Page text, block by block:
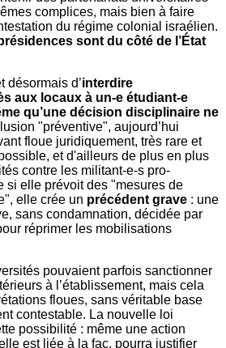
complices, mais bien à faire
du régime colonial israélien.
sont du côté de l’État
désormais d’interdire
aux locaux à un-e étudiant-e
qu’une décision disciplinaire ne
"préventive", aujourd’hui
floue juridiquement, très rare et
et d'ailleurs de plus en plus
contre les militant-e-s pro-
si elle prévoit des "mesures de
elle crée un précédent grave : une
sans condamnation, décidée par
réprimer les mobilisations
pouvaient parfois sanctionner
à l’établissement, mais cela
floues, sans véritable base
contestable. La nouvelle loi
possibilité : même une action
est liée à la fac, pourra justifier